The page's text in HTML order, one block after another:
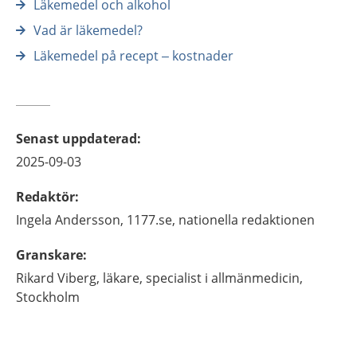
Läkemedel och alkohol
Vad är läkemedel?
Läkemedel på recept – kostnader
Senast uppdaterad:
2025-09-03
Redaktör:
Ingela Andersson, 1177.se, nationella redaktionen
Granskare:
Rikard Viberg, läkare, specialist i allmänmedicin,
Stockholm